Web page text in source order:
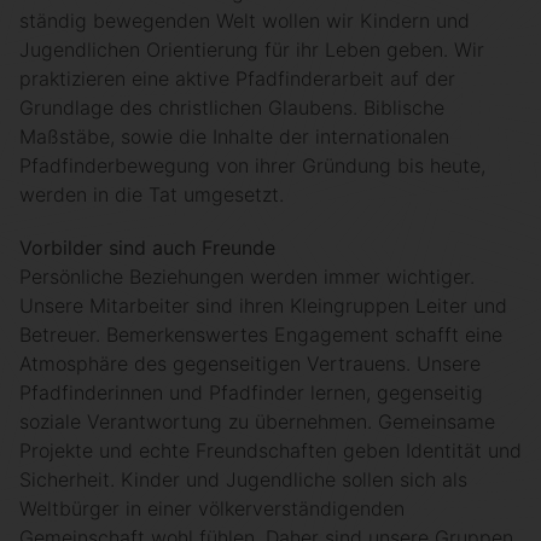
ständig bewegenden Welt wollen wir Kindern und
Jugendlichen Orientierung für ihr Leben geben. Wir
praktizieren eine aktive Pfadfinderarbeit auf der
Grundlage des christlichen Glaubens. Biblische
Maßstäbe, sowie die Inhalte der internationalen
Pfadfinderbewegung von ihrer Gründung bis heute,
werden in die Tat umgesetzt.
Vorbilder sind auch Freunde
Persönliche Beziehungen werden immer wichtiger.
Unsere Mitarbeiter sind ihren Kleingruppen Leiter und
Betreuer. Bemerkenswertes Engagement schafft eine
Atmosphäre des gegenseitigen Vertrauens. Unsere
Pfadfinderinnen und Pfadfinder lernen, gegenseitig
soziale Verantwortung zu übernehmen. Gemeinsame
Projekte und echte Freundschaften geben Identität und
Sicherheit. Kinder und Jugendliche sollen sich als
Weltbürger in einer völkerverständigenden